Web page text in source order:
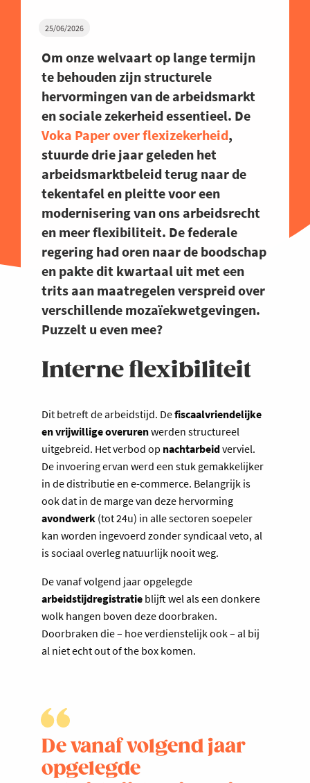
25/06/2026
Om onze welvaart op lange termijn
te behouden zijn structurele
hervormingen van de arbeidsmarkt
en sociale zekerheid essentieel. De
Voka Paper over flexizekerheid,
stuurde drie jaar geleden het
arbeidsmarktbeleid terug naar de
tekentafel en pleitte voor een
modernisering van ons arbeidsrecht
en meer flexibiliteit. De federale
regering had oren naar de boodschap
en pakte dit kwartaal uit met een
trits aan maatregelen verspreid over
verschillende mozaïekwetgevingen.
Puzzelt u even mee?
Interne flexibiliteit
Dit betreft de arbeidstijd. Defiscaalvriendelijke
en vrijwillige overurenwerden structureel
uitgebreid. Het verbod op nachtarbeidverviel.
De invoering ervan werd een stuk gemakkelijker
in de distributie en e-commerce. Belangrijk is
ook dat in de marge van deze hervorming
avondwerk (tot 24u) in alle sectoren soepeler
kan worden ingevoerd zonder syndicaal veto, al
is sociaal overleg natuurlijk nooit weg.
De vanaf volgend jaar opgelegde
arbeidstijdregistratie blijft wel als een donkere
wolk hangen boven deze doorbraken.
Doorbraken die – hoe verdienstelijk ook – al bij
al niet echt out of the box komen.
De vanaf volgend jaar
opgelegde